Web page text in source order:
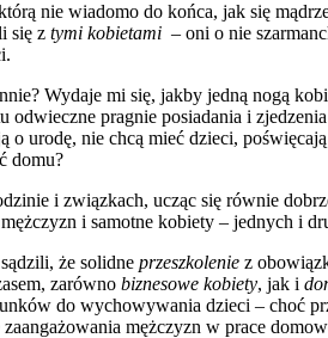
nie wiadomo do końca, jak się
się z tymi kobietami – oni o nie
Wydaje mi się, jakby jedną nogą
odwieczne pragnie posiadania i
urodę, nie chcą mieć dzieci,
domu?
i związkach, ucząc się równie
i samotne kobiety – jednych i
że solidne przeszkolenie z
zarówno biznesowe kobiety, jak i
do wychowywania dzieci – choć
mężczyzn w prace